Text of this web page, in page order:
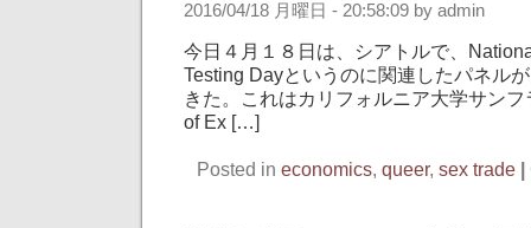
2016/04/18 月曜日 - 20:58:09 by admin
今日４月１８日は、シアトルで、
Testing Dayというのに関連したパネル
きた。これはカリフォルニア大学サン
of Ex […]
Posted in economics, queer, sex trade |